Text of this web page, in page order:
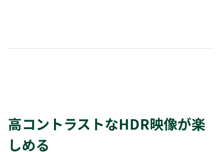
高コントラストなHDR映像が楽
しめる